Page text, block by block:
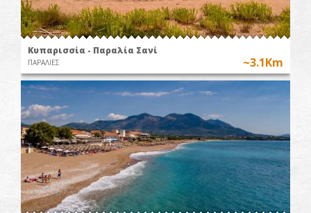
Κυπαρισσία - Παραλία Σανί
ΠΑΡΑΛΙΕΣ ~3.1Km